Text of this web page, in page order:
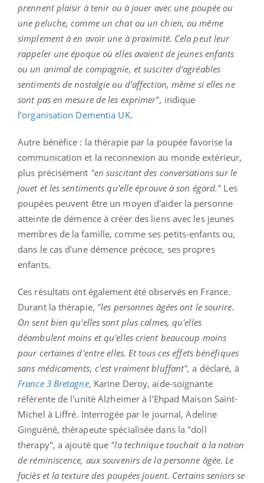
prennent plaisir à tenir ou à jouer avec une poupée ou
une peluche, comme un chat ou un chien, ou même
simplement à en avoir une à proximité. Cela peut leur
rappeler une époque où elles avaient de jeunes enfants
ou un animal de compagnie, et susciter d’agréables
sentiments de nostalgie ou d’affection, même si elles ne
sont pas en mesure de les exprimer", indique
l’organisation Dementia UK.
Autre bénéfice : la thérapie par la poupée favorise la
communication et la reconnexion au monde extérieur,
plus précisément "en suscitant des conversations sur le
jouet et les sentiments qu'elle éprouve à son égard." Les
poupées peuvent être un moyen d'aider la personne
atteinte de démence à créer des liens avec les jeunes
membres de la famille, comme ses petits-enfants ou,
dans le cas d'une démence précoce, ses propres
enfants.
Ces résultats ont également été observés en France.
Durant la thérapie, "les personnes âgées ont le sourire.
On sent bien qu'elles sont plus calmes, qu'elles
déambulent moins et qu'elles crient beaucoup moins
pour certaines d'entre elles. Et tous ces effets bénéfiques
sans médicaments, c'est vraiment bluffant", a déclaré, à
France 3 Bretagne, Karine Deroy, aide-soignante
référente de l'unité Alzheimer à l'Ehpad Maison Saint-
Michel à Liffré. Interrogée par le journal, Adeline
Ginguéné, thérapeute spécialisée dans la "doll
therapy", a ajouté que "la technique touchait à la notion
de réminiscence, aux souvenirs de la personne âgée. Le
faciès et la texture des poupées jouent. Certains seniors se